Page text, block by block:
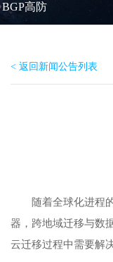
BGP高防
< 返回新闻公告列表
随着全球化进程
器 ，跨地域迁移与数
云迁移过程中需要解